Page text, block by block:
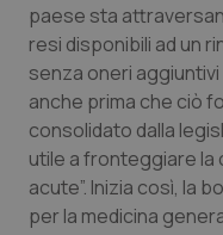
Campania
Emilia-Romagna
Friuli Venezia
Lazio
Car-T
Colesterolo &
Dermatite
Diabete &
paese sta
resi disponibili ad un
senza oneri
anche prima che ciò
consolidato dalla
utile a fronteggiare la
acute”. Inizia così, la
per la medicina